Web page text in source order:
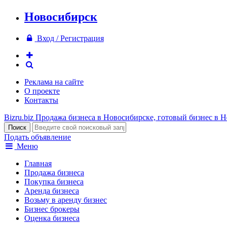
Новосибирск
Вход / Регистрация
Реклама на сайте
О проекте
Контакты
Bizru.biz Продажа бизнеса в Новосибирске, готовый бизнес в
Подать объявление
Меню
Главная
Продажа бизнеса
Покупка бизнеса
Аренда бизнеса
Возьму в аренду бизнес
Бизнес брокеры
Оценка бизнеса